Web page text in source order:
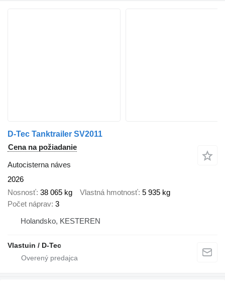
D-Tec Tanktrailer SV2011
Cena na požiadanie
Autocisterna náves
2026
Nosnosť 38 065 kg Vlastná hmotnosť 5 935 kg
Počet náprav 3
Holandsko, KESTEREN
Vlastuin / D-Tec